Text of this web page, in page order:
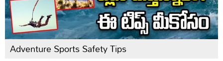
Adventure Sports Safety Tips